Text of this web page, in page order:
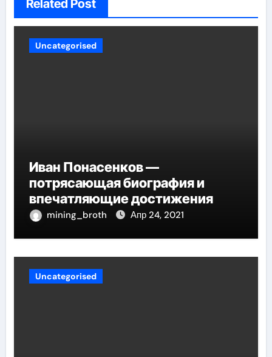
Related Post
Uncategorised
Иван Понасенков —
потрясающая биография и
впечатляющие достижения
mining_broth Апр 24, 2021
Uncategorised